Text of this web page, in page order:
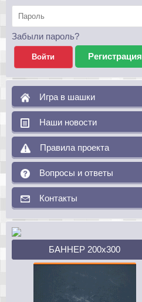
Забыли пароль?
Регистрация
Игра в шашки
Наши новости
Правила проекта
Вопросы и ответы
Контакты
БАННЕР 200х300